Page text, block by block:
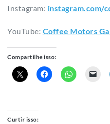
Instagram: instagram.com/
YouTube: Coffee Motors
Compartilhe isso:
Curtir isso: